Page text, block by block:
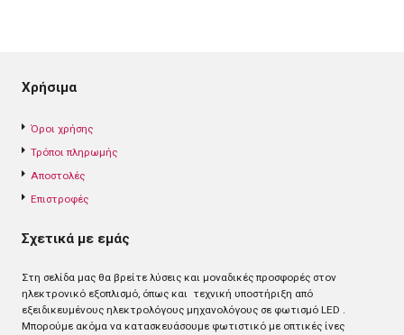
Χρήσιμα
Όροι χρήσης
Τρόποι πληρωμής
Αποστολές
Επιστροφές
Σχετικά με εμάς
Στη σελίδα μας θα βρείτε λύσεις και μοναδικές προσφορές στον
ηλεκτρονικό εξοπλισμό, όπως και τεχνική υποστήριξη από
εξειδικευμένους ηλεκτρολόγους μηχανολόγους σε φωτισμό LED .
Mπορούμε ακόμα να κατασκευάσουμε φωτιστικό με οπτικές ίνες